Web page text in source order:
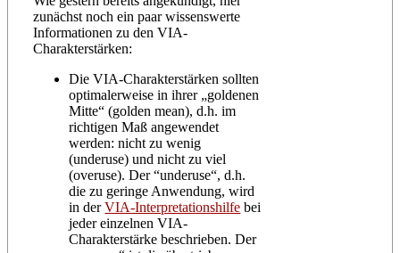
zunächst noch ein paar wissenswerte
Informationen zu den VIA-
Charakterstärken:
Die VIA-Charakterstärken sollten
optimalerweise in ihrer „goldenen
Mitte“ (golden mean), d.h. im
richtigen Maß angewendet
werden: nicht zu wenig
(underuse) und nicht zu viel
(overuse). Der “underuse“, d.h.
die zu geringe Anwendung, wird
in derVIA-Interpretationshilfe bei
jeder einzelnen VIA-
Charakterstärke beschrieben. Der